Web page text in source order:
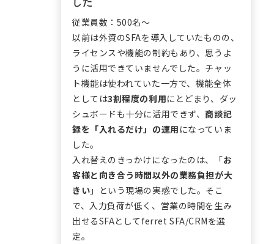
従業員数：500名〜
以前は外資のSFAを導入していたものの、
ライセンスや機能の制約もあり、思うよ
うに活用できていませんでした。チャッ
ト機能は使われていた一方で、機能全体
としては3割程度の利用にとどまり、ダッ
シュボードも十分に活用できず、商談記
録を「入れるだけ」の運用 になっていま
した。
入れ替えのきっかけになったのは、「お
客様と向き合う時間以外の業務負担が大
きい 」という現場の実感でした。そこ
で、入力負荷が低く、営業の時間を生み
出せるSFAとしてferret SFA/CRMを選
定。